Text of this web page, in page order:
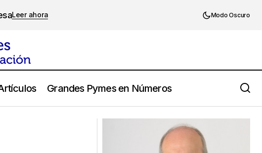
Leer ahora Modo Oscuro
Grandes Pymes en Números
Los 10 Mandamientos para Iniciar un
Negocio de Ecommerce